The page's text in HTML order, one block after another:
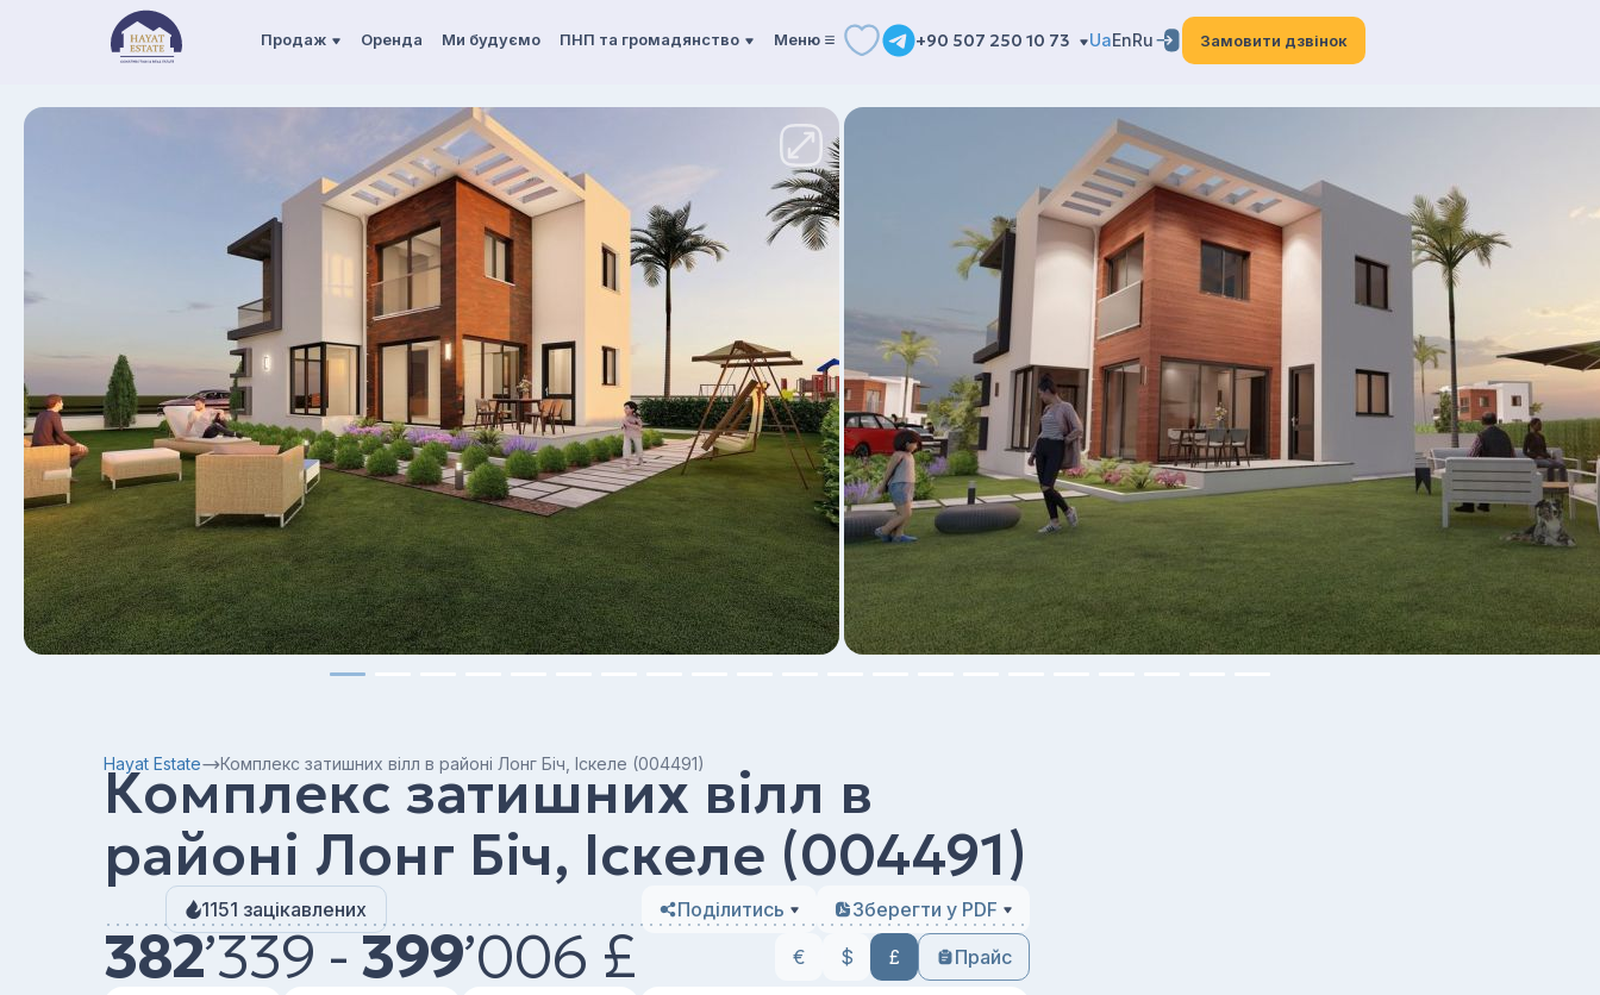
Продаж Оренда Ми будуємо ПНП та громадянство Mеню +90 507 250 10 73 UaEnRu Замовити дзвінок
Hayat Estate Комплекс затишних вілл в районі Лонг Біч, Іскеле (004491)
Комплекс затишних вілл в
районі Лонг Біч, Іскеле (004491)
1151 зацікавлених Поділитись Зберегти у PDF
382’339 -399’006 £ € $ £ Прайс